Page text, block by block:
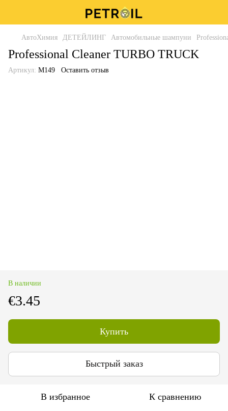
АвтоХимия ДЕТЕЙЛИНГ Автомобильные шампуни
Professional Cleaner TURBO TRUCK
Артикул: M149 Оставить отзыв
В наличии
€3.45
Купить
Быстрый заказ
В избранное К сравнению